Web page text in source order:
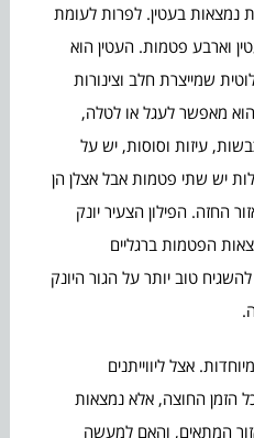
נמצאות בעטין. לפרות לעומת
וארבע פטמות. העטין הוא
שמייצרת חלב וצינורות
מאפשר לעגל או לטלה,
עיזות וסוסות, יש על
יש שתי פטמות אבל אצלן הן
החזה. הפילון הצעיר יונק
הפטמות ברגליים
טוב יותר על הגור היונק
אצל ליווייתנים
הזמן החוצה, אלא נמצאות
המתאים, והאם למעשה